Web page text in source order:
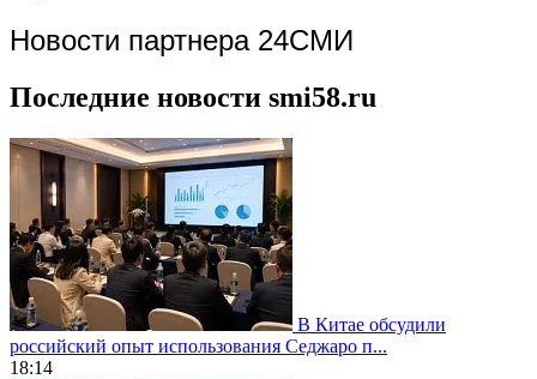
Новости партнера 24СМИ
Последние новости smi58.ru
В Китае обсудили
российский опыт использования Седжаро п...
18:14